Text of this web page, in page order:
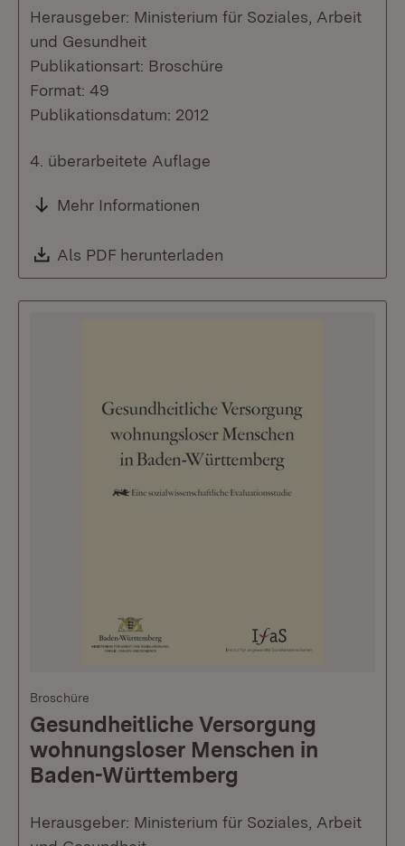
Herausgeber: Ministerium für Soziales, Arbeit
und Gesundheit
Publikationsart: Broschüre
Format: 49
Publikationsdatum: 2012
4. überarbeitete Auflage
Mehr Informationen
Download:
Als PDF herunterladen
Broschüre
Gesundheitliche Versorgung
wohnungsloser Menschen in
Baden-Württemberg
Herausgeber: Ministerium für Soziales, Arbeit